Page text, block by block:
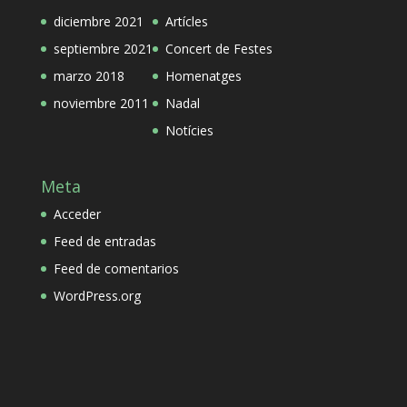
diciembre 2021
septiembre 2021
marzo 2018
noviembre 2011
Artícles
Concert de Festes
Homenatges
Nadal
Notícies
Meta
Acceder
Feed de entradas
Feed de comentarios
WordPress.org